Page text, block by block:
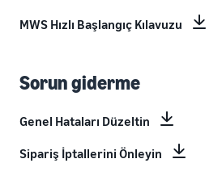
MWS Hızlı Başlangıç Kılavuzu
Sorun giderme
Genel Hataları Düzeltin
Sipariş İptallerini Önleyin